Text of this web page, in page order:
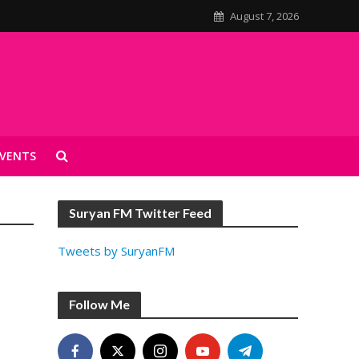
August 7, 2026
Suryan FM Twitter Feed
Tweets by SuryanFM
Follow Me